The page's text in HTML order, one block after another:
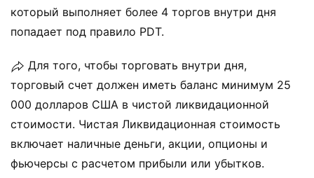
который выполняет более 4 торгов внутри дня
попадает под правило PDT.
Для того, чтобы торговать внутри дня,
торговый счет должен иметь баланс минимум 25
000 долларов США в чистой ликвидационной
стоимости. Чистая Ликвидационная стоимость
включает наличные деньги, акции, опционы и
фьючерсы с расчетом прибыли или убытков.